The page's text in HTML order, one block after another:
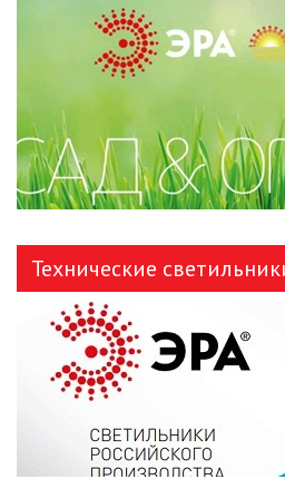
Технические